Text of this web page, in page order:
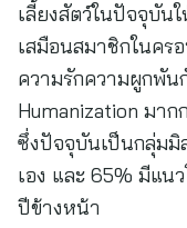
เลี้ยงสัตว์ในปัจจุบัน
เสมือนสมาชิกในคร
ความรักความผูกพัน
Humanization มา
ซึ่งปัจจุบันเป็นกลุ่มมิ
เอง และ 65% มีแน
ปีข้างหน้า